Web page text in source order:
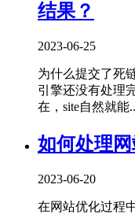
结果？
2023-06-25
为什么提交了死
引擎还没有处理
在，site自然就能
如何处理
2023-06-20
在网站优化过程